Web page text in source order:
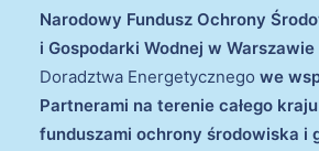
Narodowy Fundusz Ochrony
i Gospodarki Wodnej w Warszawie
Doradztwa Energetycznego we
Partnerami na terenie całego
funduszami ochrony środowiska i